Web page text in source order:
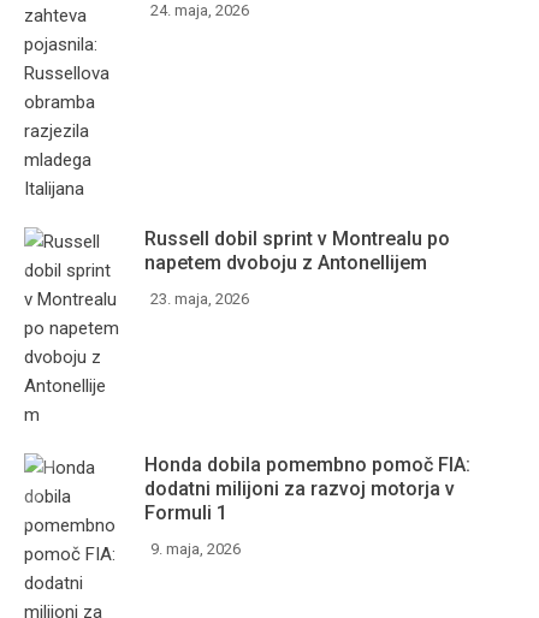
24. maja, 2026
Russell dobil sprint v Montrealu po
napetem dvoboju z Antonellijem
23. maja, 2026
Honda dobila pomembno pomoč FIA:
dodatni milijoni za razvoj motorja v
Formuli 1
9. maja, 2026